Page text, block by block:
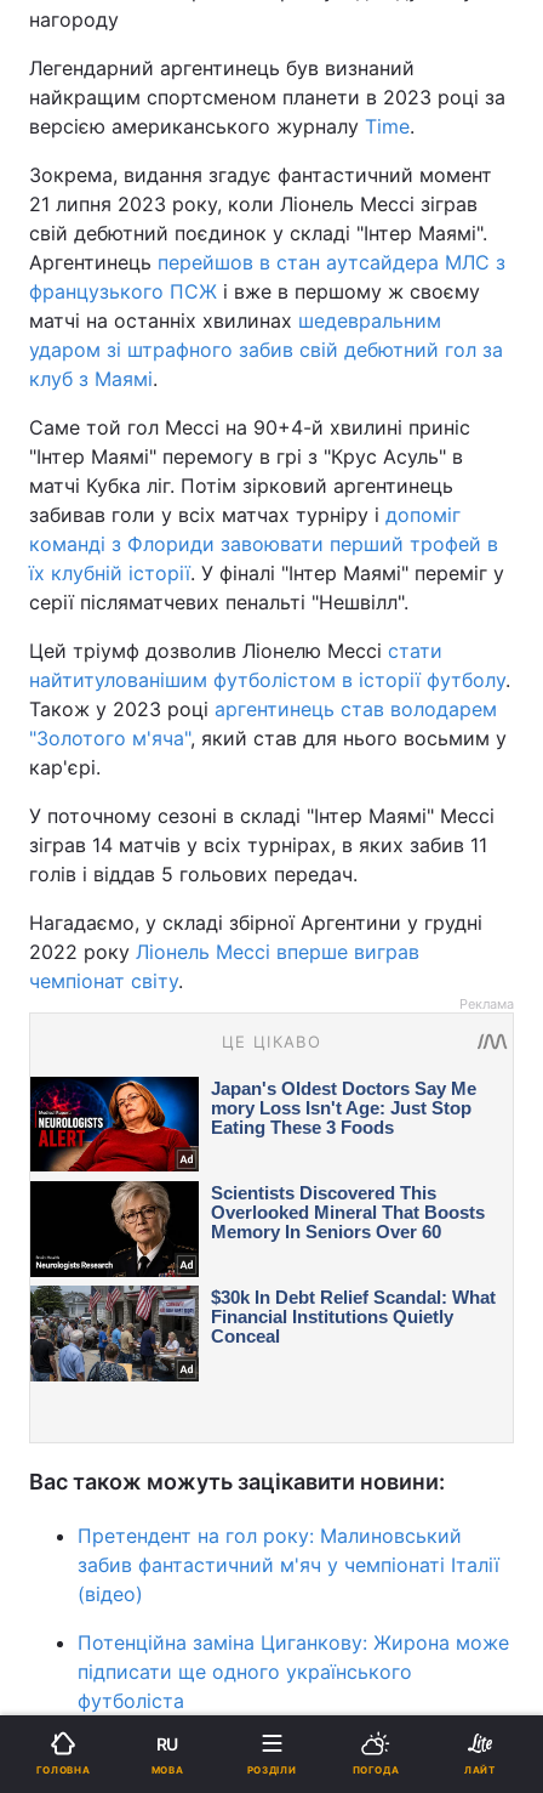
нагороду
Легендарний аргентинець був визнаний
найкращим спортсменом планети в 2023 році за
версією американського журналу Time.
Зокрема, видання згадує фантастичний момент
21 липня 2023 року, коли Ліонель Мессі зіграв
свій дебютний поєдинок у складі "Інтер Маямі".
Аргентинець перейшов в стан аутсайдера МЛС з
французького ПСЖ і вже в першому ж своєму
матчі на останніх хвилинах шедевральним
ударом зі штрафного забив свій дебютний гол за
клуб з Маямі.
Саме той гол Мессі на 90+4-й хвилині приніс
"Інтер Маямі" перемогу в грі з "Крус Асуль" в
матчі Кубка ліг. Потім зірковий аргентинець
забивав голи у всіх матчах турніру і допоміг
команді з Флориди завоювати перший трофей в
їх клубній історії. У фіналі "Інтер Маямі" переміг у
серії післяматчевих пенальті "Нешвілл".
Цей тріумф дозволив Ліонелю Мессі стати
найтитулованішим футболістом в історії футболу.
Також у 2023 році аргентинець став володарем
"Золотого м'яча", який став для нього восьмим у
кар'єрі.
У поточному сезоні в складі "Інтер Маямі" Мессі
зіграв 14 матчів у всіх турнірах, в яких забив 11
голів і віддав 5 гольових передач.
Нагадаємо, у складі збірної Аргентини у грудні
2022 року Ліонель Мессі вперше виграв
чемпіонат світу.
Реклама
Вас також можуть зацікавити новини:
Претендент на гол року: Малиновський
забив фантастичний м'яч у чемпіонаті Італії
(відео)
Потенційна заміна Циганкову: Жирона може
підписати ще одного українського
футболіста
Офіційно: УЄФА не включив збірну Росії в
число учасників Ліги націй-2024/25
ГОЛОВНА
RU
МОВА РОЗДІЛИ ПОГОДА ЛАЙТ